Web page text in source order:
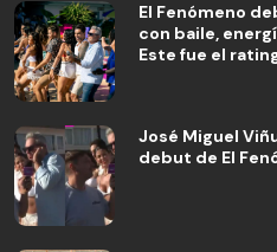
El Fenómeno
con baile,
Este fue el
José Miguel
debut de El